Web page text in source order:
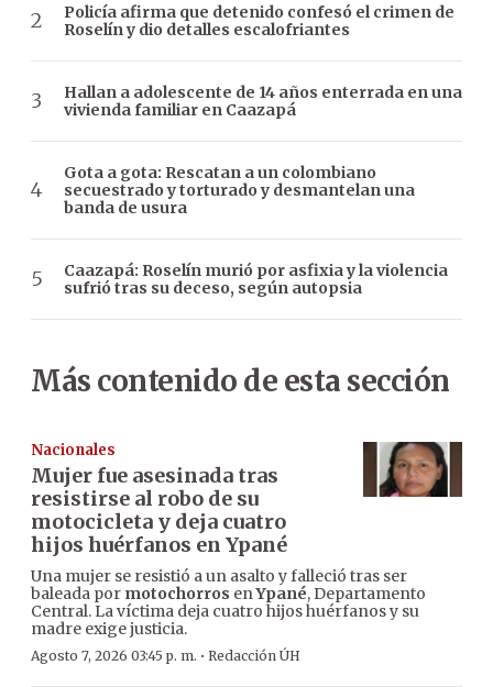
Policía afirma que detenido confesó el crimen de
Roselín y dio detalles escalofriantes
Hallan a adolescente de 14 años enterrada en una
vivienda familiar en Caazapá
Gota a gota: Rescatan a un colombiano
secuestrado y torturado y desmantelan una
banda de usura
Caazapá: Roselín murió por asfixia y la violencia
sufrió tras su deceso, según autopsia
Más contenido de esta sección
Nacionales
Mujer fue asesinada tras
resistirse al robo de su
motocicleta y deja cuatro
hijos huérfanos en Ypané
Una mujer se resistió a un asalto y falleció tras ser
baleada por motochorros enYpané, Departamento
Central. La víctima deja cuatro hijos huérfanos y su
madre exige justicia.
Agosto 7, 2026 03:45 p. m. · Redacción ÚH